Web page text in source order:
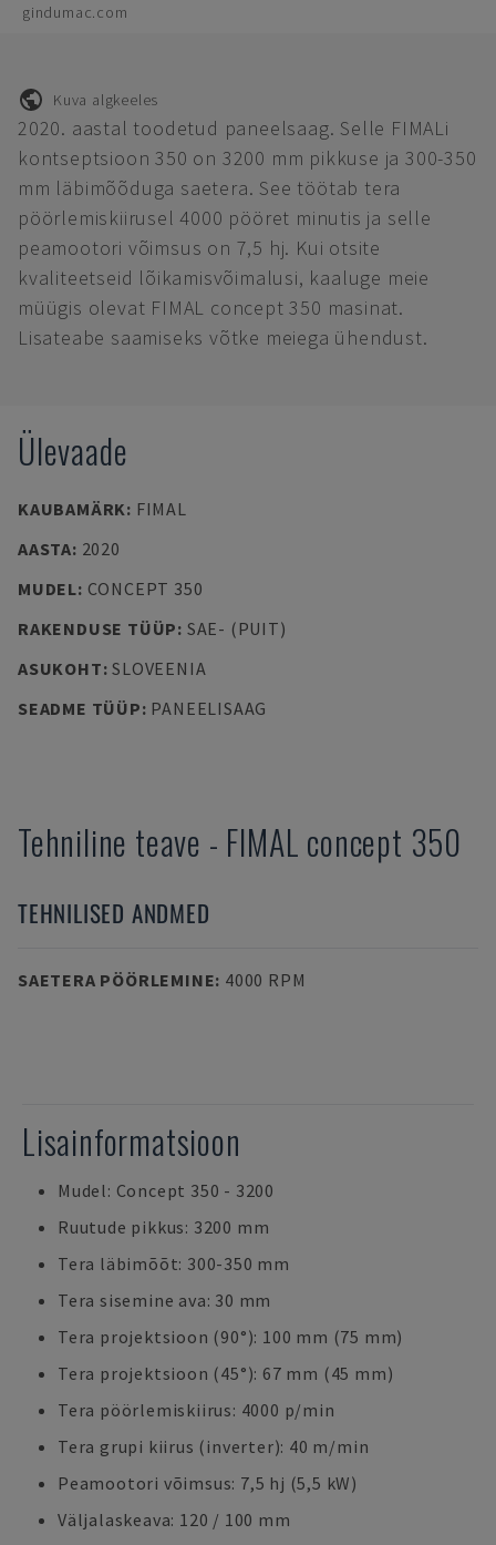
gindumac.com
Kuva algkeeles
2020. aastal toodetud paneelsaag. Selle FIMALi
kontseptsioon 350 on 3200 mm pikkuse ja 300-350
mm läbimõõduga saetera. See töötab tera
pöörlemiskiirusel 4000 pööret minutis ja selle
peamootori võimsus on 7,5 hj. Kui otsite
kvaliteetseid lõikamisvõimalusi, kaaluge meie
müügis olevat FIMAL concept 350 masinat.
Lisateabe saamiseks võtke meiega ühendust.
Ülevaade
KAUBAMÄRK: FIMAL
AASTA: 2020
MUDEL: CONCEPT 350
RAKENDUSE TÜÜP: SAE- (PUIT)
ASUKOHT:SLOVEENIA
SEADME TÜÜP: PANEELISAAG
Tehniline teave - FIMAL concept 350
TEHNILISED ANDMED
SAETERA PÖÖRLEMINE: 4000 RPM
Lisainformatsioon
Mudel: Concept 350 - 3200
Ruutude pikkus: 3200 mm
Tera läbimõõt: 300-350 mm
Tera sisemine ava: 30 mm
Tera projektsioon (90°): 100 mm (75 mm)
Tera projektsioon (45°): 67 mm (45 mm)
Tera pöörlemiskiirus: 4000 p/min
Tera grupi kiirus (inverter): 40 m/min
Peamootori võimsus: 7,5 hj (5,5 kW)
Väljalaskeava: 120 / 100 mm